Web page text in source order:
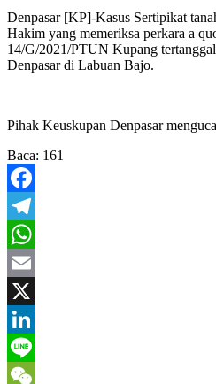
Share
Denpasar [KP]-Kasus Sertipikat
Hakim yang memeriksa perkara a
14/G/2021/PTUN Kupang
Denpasar di Labuan Bajo.
Pihak Keuskupan Denpasar
Baca: 161
Facebook
Telegram
WhatsApp
Email
X
LinkedIn
Line